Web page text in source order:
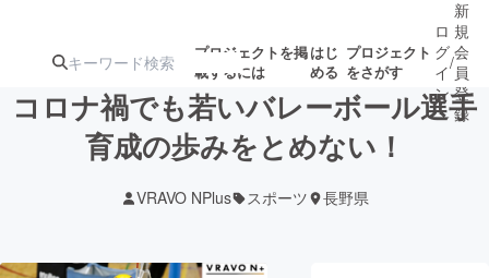
プロジェクトを掲
載するには
はじ
める
プロジェクト
をさがす
ターン
ジェクト
ロジェクト
ロ
グ
イ
ン
/
新
規
会
員
登
録
コロナ禍でも若いバレーボール選手
育成の歩みをとめない！
VRAVO NPlus スポーツ 長野県